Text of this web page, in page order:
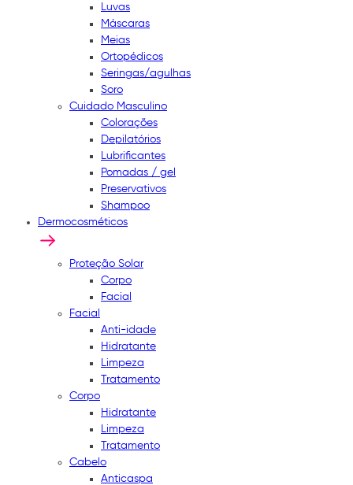
Luvas
Máscaras
Meias
Ortopédicos
Seringas/agulhas
Soro
Cuidado Masculino
Colorações
Depilatórios
Lubrificantes
Pomadas / gel
Preservativos
Shampoo
Dermocosméticos
Proteção Solar
Corpo
Facial
Facial
Anti-idade
Hidratante
Limpeza
Tratamento
Corpo
Hidratante
Limpeza
Tratamento
Cabelo
Anticaspa